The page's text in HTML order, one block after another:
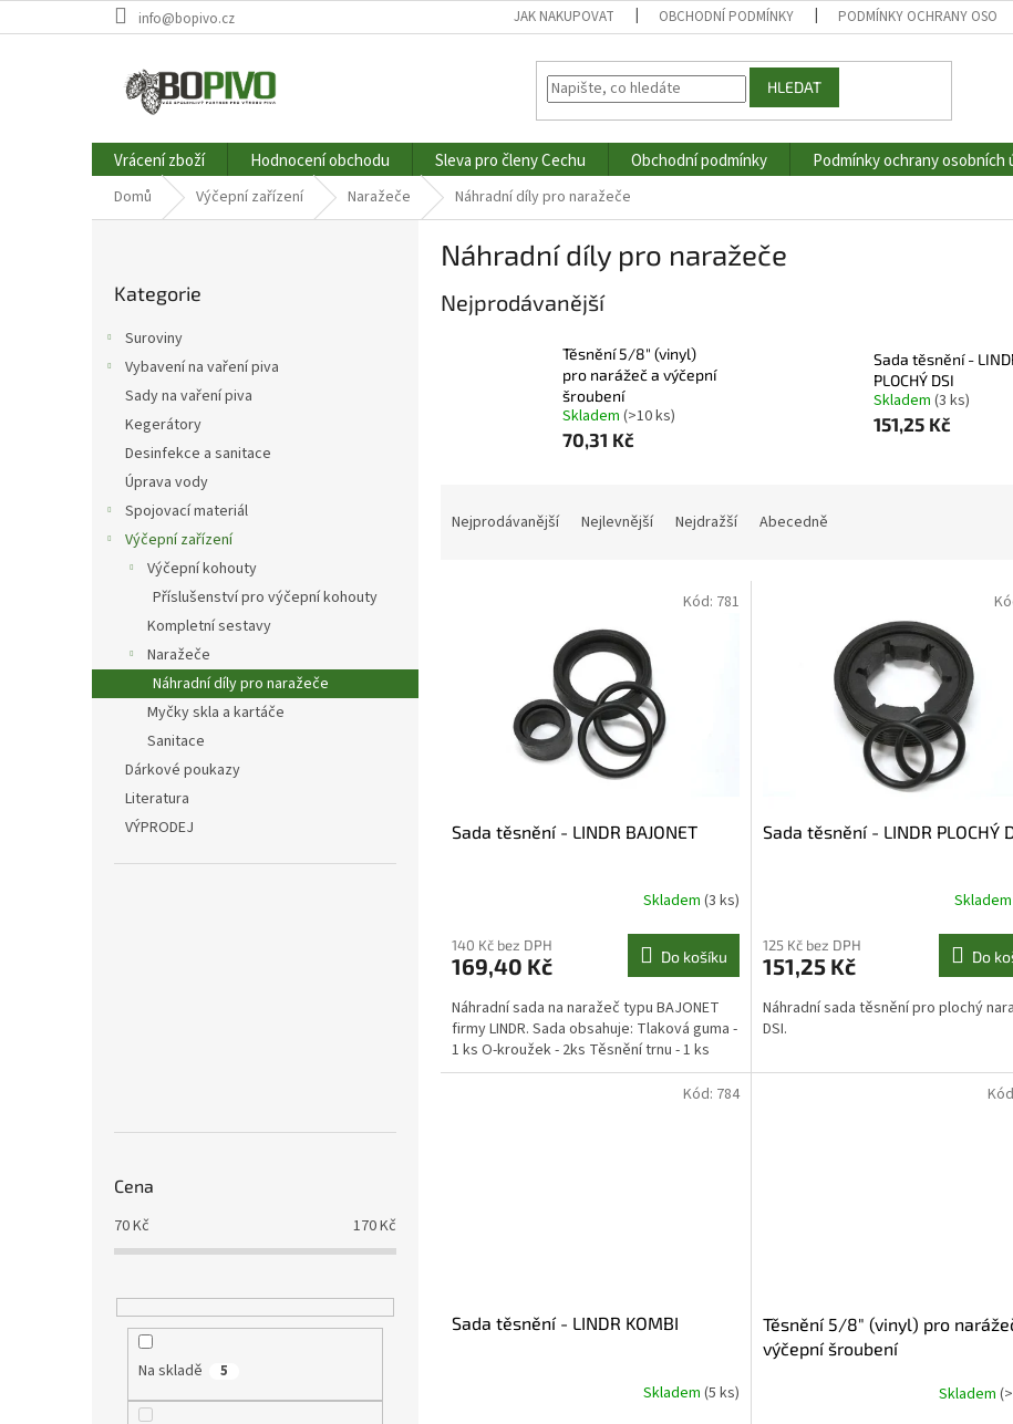
na
info@bopivo.cz JAK NAKUPOVAT OBCHODNÍ PODMÍNKY PODMÍNKY OCHRANY
HLEDAT
Vrácení zboží Hodnocení obchodu Sleva pro členy Cechu Obchodní podmínky Podmínky ochrany osobních
Domů Výčepní zařízení Naražeče Náhradní díly pro naražeče
kategorie
Kategorie
Suroviny
Vybavení na vaření piva
Sady na vaření piva
Kegerátory
Desinfekce a sanitace
Úprava vody
Spojovací materiál
Výčepní zařízení
Výčepní kohouty
Příslušenství pro výčepní kohouty
Kompletní sestavy
Naražeče
Náhradní díly pro naražeče
Myčky skla a kartáče
Sanitace
Dárkové poukazy
Literatura
VÝPRODEJ
Cena
70Kč 170Kč
Na skladě 5
Náhradní díly pro naražeče
Nejprodávanější
Těsnění 5/8" (vinyl)
pro narážeč a výčepní
šroubení
Skladem (>10 ks)
70,31 Kč
Sada těsnění -
PLOCHÝ DSI
Skladem (3 ks)
151,25 Kč
Nejprodávanější Nejlevnější Nejdražší Abecedně
Sada těsnění - LINDR BAJONET
Skladem (3 ks)
140 Kč bez DPH
169,40 Kč Do košíku
Náhradní sada na naražeč typu BAJONET
firmy LINDR. Sada obsahuje: Tlaková guma -
1 ks O-kroužek - 2ks Těsnění trnu - 1 ks
Kód: 781
Sada těsnění - LINDR PLOCHÝ
Skladem
125 Kč bez DPH
151,25 Kč Do
Náhradní sada těsnění pro plochý
DSI.
Sada těsnění - LINDR KOMBI
Skladem (5 ks)
Kód: 784
Těsnění 5/8" (vinyl) pro
výčepní šroubení
Skladem